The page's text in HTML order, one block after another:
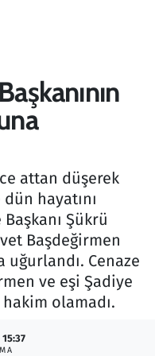
attan düşerek
hayatını
Şükrü
Başdeğirmen
Cenaze
ve eşi Şadiye
olamadı.